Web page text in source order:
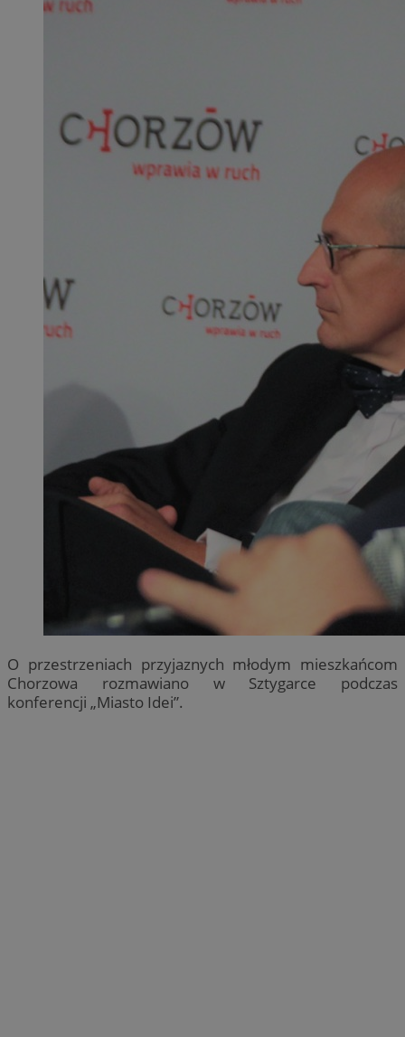
O przestrzeniach przyjaznych młodym mieszkańcom
Chorzowa rozmawiano w Sztygarce podczas
konferencji „Miasto Idei”.